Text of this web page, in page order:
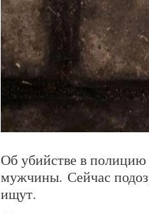
Об убийстве в
мужчины. Сейчас
ищут.